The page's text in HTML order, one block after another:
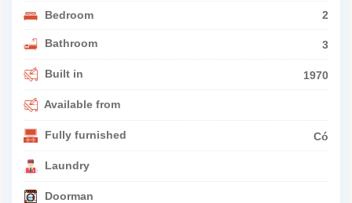
Bedroom 2
Bathroom 3
Built in 1970
Available from
Fully furnished Có
Laundry
Doorman